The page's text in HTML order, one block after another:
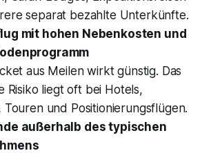
separat bezahlte Unterkünfte.
mit hohen Nebenkosten und
aus Meilen wirkt günstig. Das
Risiko liegt oft bei Hotels,
Touren und Positionierungsflügen.
außerhalb des typischen